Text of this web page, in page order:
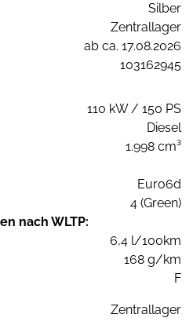
Silber
Zentrallager
ab ca. 17.08.2026
103162945
110 kW / 150 PS
Diesel
1.998 cm³
Euro6d
4 (Green)
nach WLTP:
6,4 l/100km
168 g/km
F
Zentrallager